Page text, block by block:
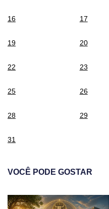
16 17
19 20
22 23
25 26
28 29
31
VOCÊ PODE GOSTAR